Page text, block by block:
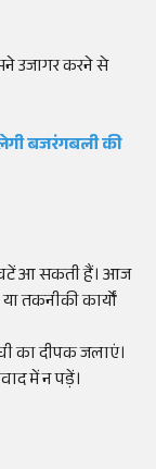
उजागर करने से
बजरंगबली की
आ सकती हैं। आज
तकनीकी कार्यों
का दीपक जलाएं।
में न पड़ें।